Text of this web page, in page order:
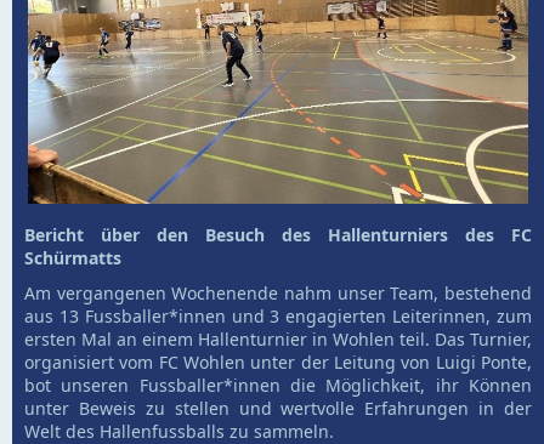
Bericht über den Besuch des Hallenturniers des FC
Schürmatts
Am vergangenen Wochenende nahm unser Team, bestehend
aus 13 Fussballer*innen und 3 engagierten Leiterinnen, zum
ersten Mal an einem Hallenturnier in Wohlen teil. Das Turnier,
organisiert vom FC Wohlen unter der Leitung von Luigi Ponte,
bot unseren Fussballer*innen die Möglichkeit, ihr Können
unter Beweis zu stellen und wertvolle Erfahrungen in der
Welt des Hallenfussballs zu sammeln.